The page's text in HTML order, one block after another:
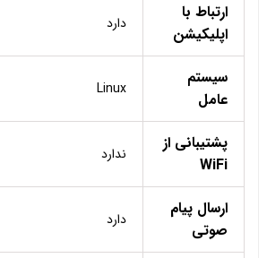
ارتباط با
اپلیکیشن
دارد
سیستم
عامل
Linux
پشتیبانی از
WiFi
ندارد
ارسال پیام
صوتی
دارد